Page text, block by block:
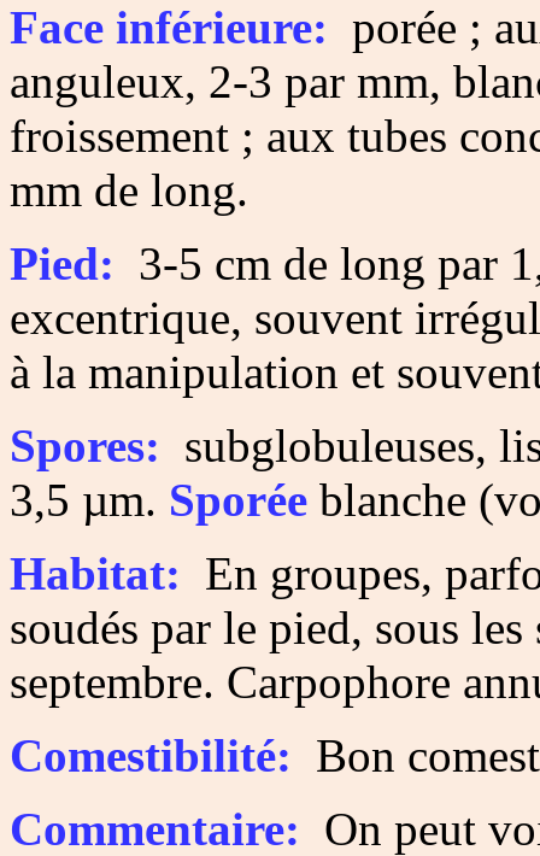
Face inférieure: porée ;
anguleux, 2-3 par mm,
froissement ; aux tubes
mm de long.
Pied: 3-5 cm de long par
excentrique, souvent
à la manipulation et
Spores: subglobuleuses,
3,5 µm. Sporée blanche
Habitat: En groupes,
soudés par le pied, sous
septembre. Carpophore
Comestibilité: Bon
Commentaire: On peut